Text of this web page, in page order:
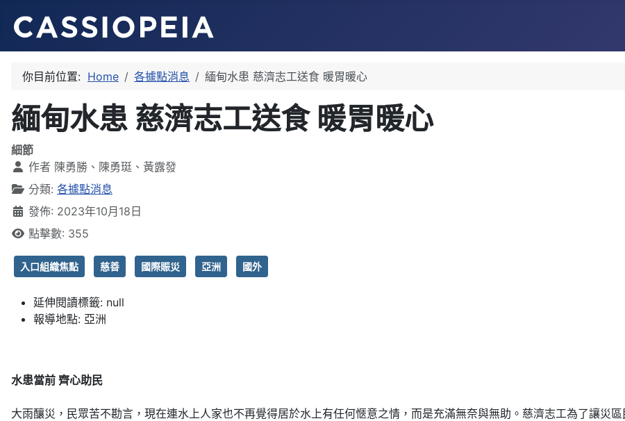
你目前位置: Home 各據點消息 緬甸水患 慈濟志工送食 暖胃暖心
緬甸水患 慈濟志工送食 暖胃暖心
細節
作者 陳勇勝、陳勇珽、黃露發
分類: 各據點消息
發佈: 2023年10月18日
點擊數: 355
入口組織焦點 慈善 國際賑災 亞洲 國外
延伸閱讀標籤: null
報導地點: 亞洲
水患當前 齊心助民
大雨釀災，民眾苦不勘言，現在連水上人家也不再覺得居於水上有任何愜意之情，而是充滿無奈與無助。慈濟志工為了讓災